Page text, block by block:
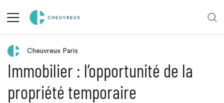
Retour aux actualités
Cheuvreux Paris
Immobilier : l’opportunité de la
propriété temporaire